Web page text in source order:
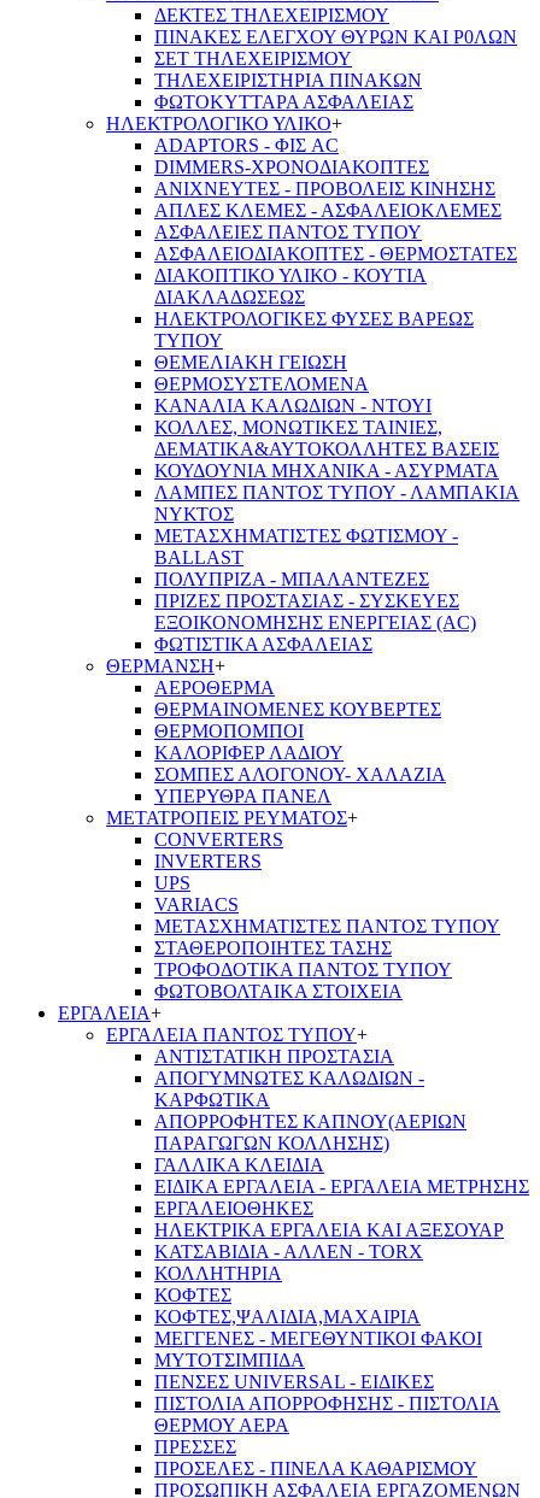
ΔΕΚΤΕΣ ΤΗΛΕΧΕΙΡΙΣΜΟΥ
ΠΙΝΑΚΕΣ ΕΛΕΓΧΟΥ ΘΥΡΩΝ ΚΑΙ Ρ0ΛΩΝ
ΣΕΤ ΤΗΛΕΧΕΙΡΙΣΜΟΥ
ΤΗΛΕΧΕΙΡΙΣΤΗΡΙΑ ΠΙΝΑΚΩΝ
ΦΩΤΟΚΥΤΤΑΡΑ ΑΣΦΑΛΕΙΑΣ
ΗΛΕΚΤΡΟΛΟΓΙΚΟ ΥΛΙΚΟ+
ADAPTORS - ΦΙΣ AC
DIMMERS-ΧΡΟΝΟΔΙΑΚΟΠΤΕΣ
ΑΝΙΧΝΕΥΤΕΣ - ΠΡΟΒΟΛΕΙΣ ΚΙΝΗΣΗΣ
ΑΠΛΕΣ ΚΛΕΜΕΣ - ΑΣΦΑΛΕΙΟΚΛΕΜΕΣ
ΑΣΦΑΛΕΙΕΣ ΠΑΝΤΟΣ ΤΥΠΟΥ
ΑΣΦΑΛΕΙΟΔΙΑΚΟΠΤΕΣ - ΘΕΡΜΟΣΤΑΤΕΣ
ΔΙΑΚΟΠΤΙΚΟ ΥΛΙΚΟ - ΚΟΥΤΙΑ
ΔΙΑΚΛΑΔΩΣΕΩΣ
ΗΛΕΚΤΡΟΛΟΓΙΚΕΣ ΦΥΣΕΣ ΒΑΡΕΩΣ
ΤΥΠΟΥ
ΘΕΜΕΛΙΑΚΗ ΓΕΙΩΣΗ
ΘΕΡΜΟΣΥΣΤΕΛΟΜΕΝΑ
ΚΑΝΑΛΙΑ ΚΑΛΩΔΙΩΝ - ΝΤΟΥΙ
ΚΟΛΛΕΣ, ΜΟΝΩΤΙΚΕΣ ΤΑΙΝΙΕΣ,
ΔΕΜΑΤΙΚΑ&ΑΥΤΟΚΟΛΛΗΤΕΣ ΒΑΣΕΙΣ
ΚΟΥΔΟΥΝΙΑ ΜΗΧΑΝΙΚΑ - ΑΣΥΡΜΑΤΑ
ΛΑΜΠΕΣ ΠΑΝΤΟΣ ΤΥΠΟΥ - ΛΑΜΠΑΚΙΑ
ΝΥΚΤΟΣ
ΜΕΤΑΣΧΗΜΑΤΙΣΤΕΣ ΦΩΤΙΣΜΟΥ -
BALLAST
ΠΟΛΥΠΡΙΖΑ - ΜΠΑΛΑΝΤΕΖΕΣ
ΠΡΙΖΕΣ ΠΡΟΣΤΑΣΙΑΣ - ΣΥΣΚΕΥΕΣ
ΕΞΟΙΚΟΝΟΜΗΣΗΣ ΕΝΕΡΓΕΙΑΣ (AC)
ΦΩΤΙΣΤΙΚΑ ΑΣΦΑΛΕΙΑΣ
ΘΕΡΜΑΝΣΗ+
ΑΕΡΟΘΕΡΜΑ
ΘΕΡΜΑΙΝΟΜΕΝΕΣ ΚΟΥΒΕΡΤΕΣ
ΘΕΡΜΟΠΟΜΠΟΙ
ΚΑΛΟΡΙΦΕΡ ΛΑΔΙΟΥ
ΣΟΜΠΕΣ ΑΛΟΓΟΝΟΥ- ΧΑΛΑΖΙΑ
ΥΠΕΡΥΘΡΑ ΠΑΝΕΛ
ΜΕΤΑΤΡΟΠΕΙΣ ΡΕΥΜΑΤΟΣ+
CONVERTERS
INVERTERS
UPS
VARIACS
ΜΕΤΑΣΧΗΜΑΤΙΣΤΕΣ ΠΑΝΤΟΣ ΤΥΠΟΥ
ΣΤΑΘΕΡΟΠΟΙΗΤΕΣ ΤΑΣΗΣ
ΤΡΟΦΟΔΟΤΙΚΑ ΠΑΝΤΟΣ ΤΥΠΟΥ
ΦΩΤΟΒΟΛΤΑΙΚΑ ΣΤΟΙΧΕΙΑ
ΕΡΓΑΛΕΙΑ+
ΕΡΓΑΛΕΙΑ ΠΑΝΤΟΣ ΤΥΠΟΥ+
ΑΝΤΙΣΤΑΤΙΚΗ ΠΡΟΣΤΑΣΙΑ
ΑΠΟΓΥΜΝΩΤΕΣ ΚΑΛΩΔΙΩΝ -
ΚΑΡΦΩΤΙΚΑ
ΑΠΟΡΡΟΦΗΤΕΣ ΚΑΠΝΟΥ(ΑΕΡΙΩΝ
ΠΑΡΑΓΩΓΩΝ ΚΟΛΛΗΣΗΣ)
ΓΑΛΛΙΚΑ ΚΛΕΙΔΙΑ
ΕΙΔΙΚΑ ΕΡΓΑΛΕΙΑ - ΕΡΓΑΛΕΙΑ ΜΕΤΡΗΣΗΣ
ΕΡΓΑΛΕΙΟΘΗΚΕΣ
ΗΛΕΚΤΡΙΚΑ ΕΡΓΑΛΕΙΑ ΚΑΙ ΑΞΕΣΟΥΑΡ
ΚΑΤΣΑΒΙΔΙΑ - ΑΛΛΕΝ - TORX
ΚΟΛΛΗΤΗΡΙΑ
ΚΟΦΤΕΣ
ΚΟΦΤΕΣ,ΨΑΛΙΔΙΑ,ΜΑΧΑΙΡΙΑ
ΜΕΓΓΕΝΕΣ - ΜΕΓΕΘΥΝΤΙΚΟΙ ΦΑΚΟΙ
ΜΥΤΟΤΣΙΜΠΙΔΑ
ΠΕΝΣΕΣ UNIVERSAL - ΕΙΔΙΚΕΣ
ΠΙΣΤΟΛΙΑ ΑΠΟΡΡΟΦΗΣΗΣ - ΠΙΣΤΟΛΙΑ
ΘΕΡΜΟΥ ΑΕΡΑ
ΠΡΕΣΣΕΣ
ΠΡΟΣΕΛΕΣ - ΠΙΝΕΛΑ ΚΑΘΑΡΙΣΜΟΥ
ΠΡΟΣΩΠΙΚΗ ΑΣΦΑΛΕΙΑ ΕΡΓΑΖΟΜΕΝΩΝ